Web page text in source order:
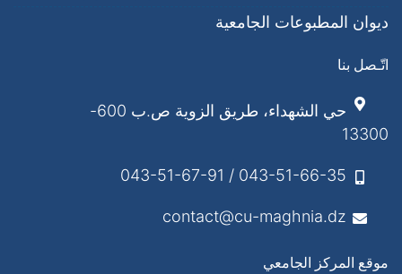
ديوان المطبوعات الجامعية
اتّـصل بنا
حي الشهداء، طريق الزوية ص.ب 600-
13300
043-51-66-35 / 043-51-67-91
contact@cu-maghnia.dz
موقع المركز الجامعي